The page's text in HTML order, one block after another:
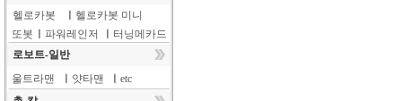
헬로카봇
헬로카봇 미니
또봇
파워레인저
터닝메카드
로보트-일반
울트라맨
얏타맨
etc